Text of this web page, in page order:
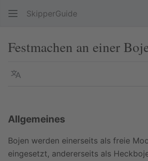
SkipperGuide
Festmachen an einer
Sprache
Allgemeines
Bojen werden einerseits als freie
eingesetzt, andererseits als